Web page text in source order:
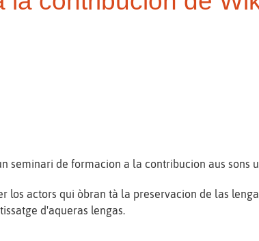
seminari de formacion a la contribucion aus sons
actors qui òbran tà la preservacion de las
d'aqueras lengas.